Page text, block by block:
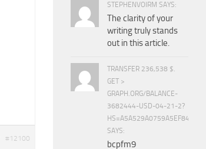
#12100
STEPHENVOIRM SAYS:
The clarity of your
writing truly stands
out in this article.
TRANSFER 236,538 $.
GET >
GRAPH.ORG/BALANCE-
3682444-USD-04-21-2?
SAYS:
bcpfm9